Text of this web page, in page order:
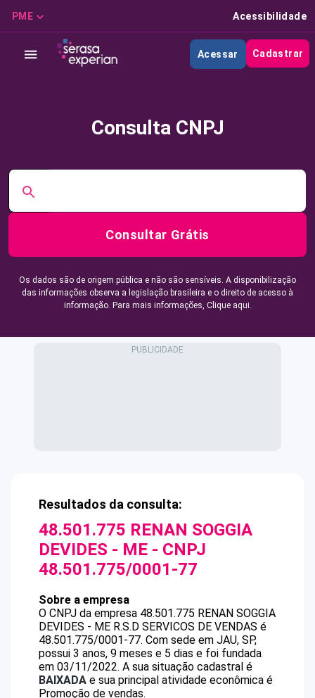
PME Acessibilidade
Acessar Cadastrar
Consulta CNPJ
Consultar Grátis
Os dados são de origem pública e não são sensíveis. A disponibilização
das informações observa a legislação brasileira e o direito de acesso à
informação. Para mais informações, Clique aqui.
Resultados da consulta:
48.501.775 RENAN SOGGIA
DEVIDES - ME - CNPJ
48.501.775/0001-77
Sobre a empresa
O CNPJ da empresa 48.501.775 RENAN SOGGIA
DEVIDES - ME R.S.D SERVICOS DE VENDAS é
48.501.775/0001-77. Com sede em JAU, SP,
possui 3 anos, 9 meses e 5 dias e foi fundada
em 03/11/2022. A sua situação cadastral é
BAIXADA e sua principal atividade econômica é
Promoção de vendas.